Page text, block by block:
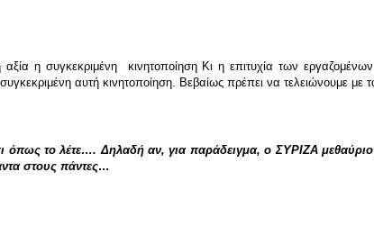
αξία η συγκεκριμένη κινητοποίηση Κι η επιτυχία των
αυτή κινητοποίηση. Βεβαίως πρέπει να τελειώνουμε με
όπως το λέτε…. Δηλαδή αν, για παράδειγμα, ο ΣΥΡΙΖΑ μεθαύριο
στους πάντες…